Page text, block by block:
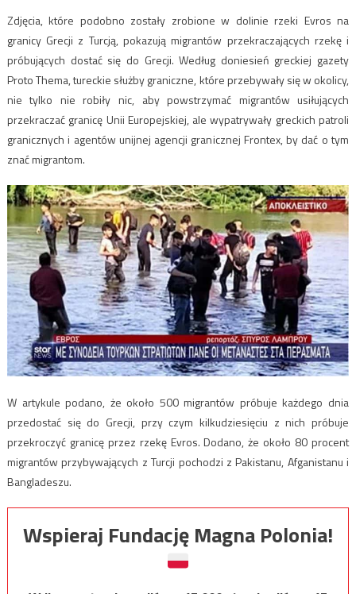
Zdjęcia, które podobno zostały zrobione w dolinie rzeki Evros na
granicy Grecji z Turcją, pokazują migrantów przekraczających rzekę i
próbujących dostać się do Grecji. Według doniesień greckiej gazety
Proto Thema, tureckie służby graniczne, które przebywały się w okolicy,
nie tylko nie robiły nic, aby powstrzymać migrantów usiłujących
przekraczać granicę Unii Europejskiej, ale wypatrywały greckich patroli
granicznych i agentów unijnej agencji granicznej Frontex, by dać o tym
znać migrantom.
W artykule podano, że około 500 migrantów próbuje każdego dnia
przedostać się do Grecji, przy czym kilkudziesięciu z nich próbuje
przekroczyć granicę przez rzekę Evros. Dodano, że około 80 procent
migrantów przybywających z Turcji pochodzi z Pakistanu, Afganistanu i
Bangladeszu.
Wspieraj Fundację Magna Polonia!